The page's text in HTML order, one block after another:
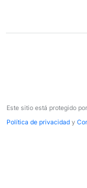
Este sitio está protegido
Política de privacidad y